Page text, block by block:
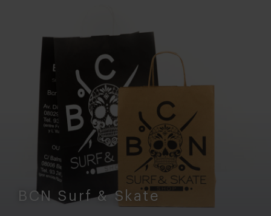
BCN Surf & Skate